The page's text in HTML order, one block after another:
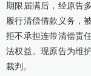
期限届满后，经原告
履行清偿借款义务，
拒不承担连带清偿责
法权益。现原告为维
裁判。